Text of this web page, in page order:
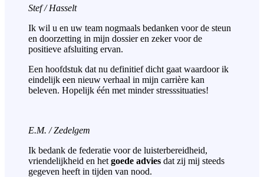
Stef / Hasselt
Ik wil u en uw team nogmaals bedanken voor de steun
en doorzetting in mijn dossier en zeker voor de
positieve afsluiting ervan.
Een hoofdstuk dat nu definitief dicht gaat waardoor ik
eindelijk een nieuw verhaal in mijn carrière kan
beleven. Hopelijk één met minder stresssituaties!
E.M. / Zedelgem
Ik bedank de federatie voor de luisterbereidheid,
vriendelijkheid en het goede advies dat zij mij steeds
gegeven heeft in tijden van nood.